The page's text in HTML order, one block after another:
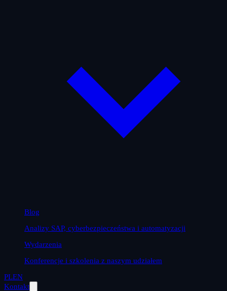
Blog
Analizy SAP, cyberbezpieczeństwa i automatyzacji
Wydarzenia
Konferencje i szkolenia z naszym udziałem
PLEN
Kontakt